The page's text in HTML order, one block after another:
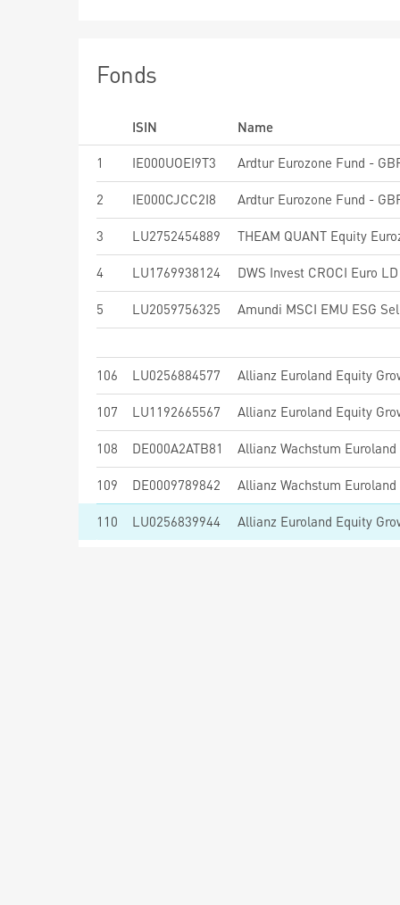
Fonds
ISIN
Name
1
IE000UOEI9T3 Ardtur Eurozone Fund -
2 IE000CJCC2I8 Ardtur Eurozone Fund -
3 LU2752454889 THEAM QUANT Equity
4 LU1769938124 DWS Invest CROCI Euro LD
5 LU2059756325
106 LU0256884577 Allianz Euroland Equity
107 LU1192665567 Allianz Euroland Equity
108 DE000A2ATB81 Allianz Wachstum
109 DE0009789842 Allianz Wachstum
110 LU0256839944 Allianz Euroland Equity